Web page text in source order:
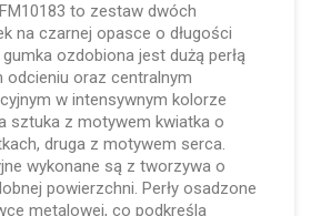
to zestaw dwóch
na czarnej opasce o długości
ozdobiona jest dużą perłą
odcieniu oraz centralnym
w intensywnym kolorze
sztuka z motywem kwiatka o
druga z motywem serca.
wykonane są z tworzywa o
powierzchni. Perły osadzone
metalowej, co podkreśla